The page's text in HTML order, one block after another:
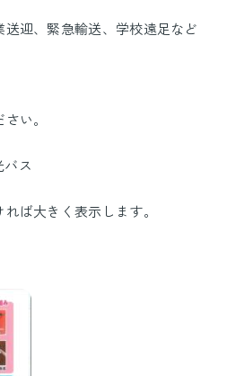
迎、緊急輸送、学校遠足など
い。
ス
ば大きく表示します。